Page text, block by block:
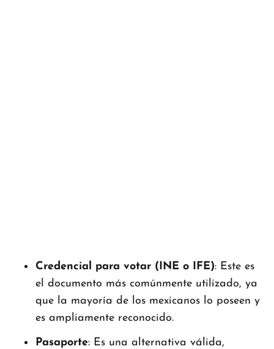
Credencial para votar (INE o IFE): Este es
el documento más comúnmente utilizado, ya
que la mayoría de los mexicanos lo poseen y
es ampliamente reconocido.
Pasaporte: Es una alternativa válida,